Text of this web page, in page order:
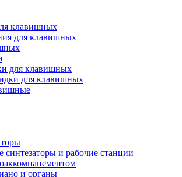
клавишных
для клавишных
для клавишных
для клавишных
и рабочие станции
и органы